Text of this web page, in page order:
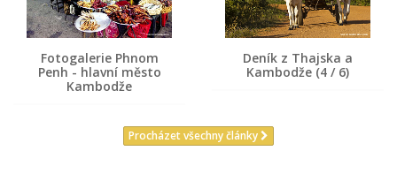
Fotogalerie Phnom
Penh - hlavní město
Kambodže
Deník z Thajska a
Kambodže (4 / 6)
Procházet všechny články